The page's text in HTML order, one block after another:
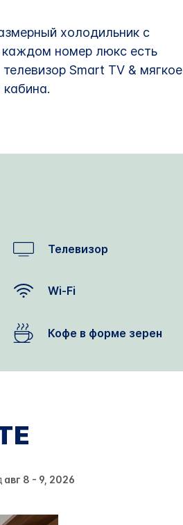
холодильник с
каждом номер люкс есть
Smart TV & мягкое
Телевизор
Wi-Fi
Кофе в форме зерен
авг 8 - 9, 2026